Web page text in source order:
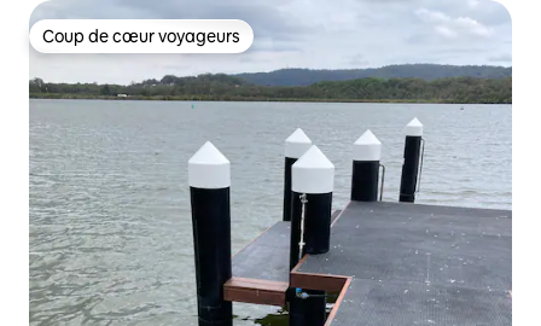
Coup de cœur voyageurs
Coup de cœur voyageurs